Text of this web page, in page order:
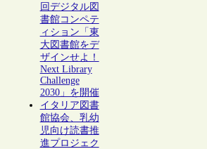
回デジタル図
書館コンペテ
ィション「東
大図書館をデ
ザインせよ！
Next Library
Challenge
2030」を開催
イタリア図書
館協会、乳幼
児向け読書推
進プロジェク